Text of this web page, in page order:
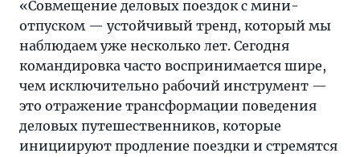
«Совмещение деловых поездок с мини-
отпуском — устойчивый тренд, который мы
наблюдаем уже несколько лет. Сегодня
командировка часто воспринимается шире,
чем исключительно рабочий инструмент —
это отражение трансформации поведения
деловых путешественников, которые
инициируют продление поездки и стремятся